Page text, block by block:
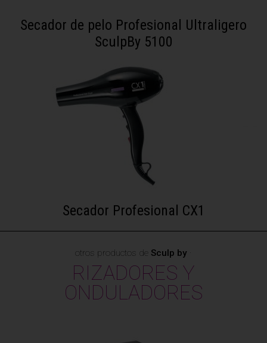
Secador de pelo Profesional Ultraligero
SculpBy 5100
Secador Profesional CX1
otros productos de Sculp by
RIZADORES Y
ONDULADORES